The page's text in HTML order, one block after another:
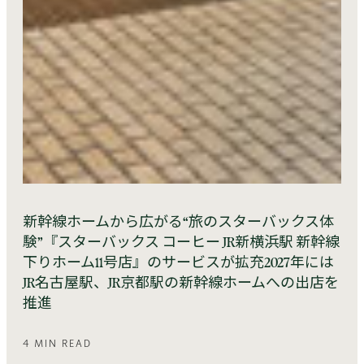
新幹線ホームから広がる“旅のスターバックス体
験”『スターバックス コーヒー JR新横浜駅 新幹線
下りホーム11号店』のサービスが拡充2027年には
JR名古屋駅、JR京都駅の新幹線ホームへの出店を
推進
4 MIN READ